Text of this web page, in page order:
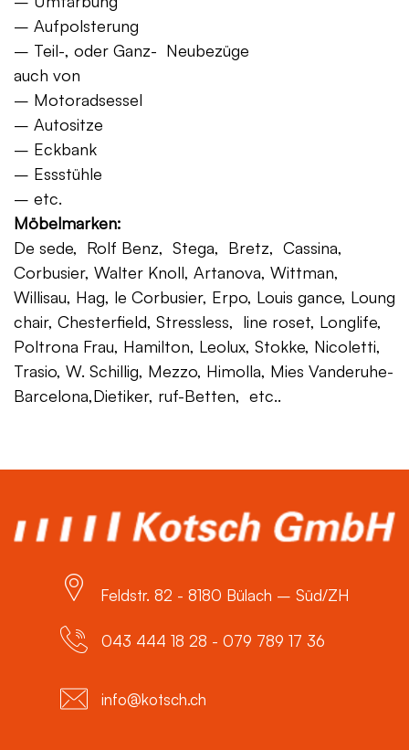
– Aufpolsterung
– Teil-, oder Ganz- Neubezüge
auch von
– Motoradsessel
– Autositze
– Eckbank
– Essstühle
– etc.
Möbelmarken:
De sede, Rolf Benz, Stega, Bretz, Cassina,
Corbusier, Walter Knoll, Artanova, Wittman,
Willisau, Hag, le Corbusier, Erpo, Louis gance, Loung
chair, Chesterfield, Stressless, line roset, Longlife,
Poltrona Frau, Hamilton, Leolux, Stokke, Nicoletti,
Trasio, W. Schillig, Mezzo, Himolla, Mies Vanderuhe-
Barcelona,Dietiker, ruf-Betten, etc..
Feldstr. 82 - 8180 Bülach – Süd/ZH
043 444 18 28 - 079 789 17 36
info@kotsch.ch